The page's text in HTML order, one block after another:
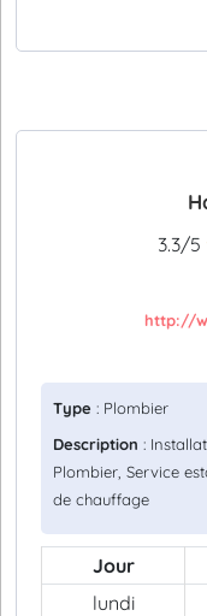
3.3/5
http://
Type : Plombier
Description :
Plombier, Service
de chauffage
Jour
lundi